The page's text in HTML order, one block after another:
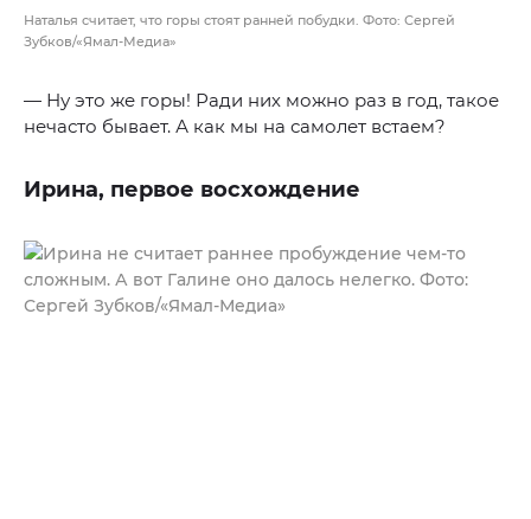
Наталья считает, что горы стоят ранней побудки. Фото: Сергей
Зубков/«Ямал-Медиа»
— Ну это же горы! Ради них можно раз в год, такое
нечасто бывает. А как мы на самолет встаем?
Ирина, первое восхождение